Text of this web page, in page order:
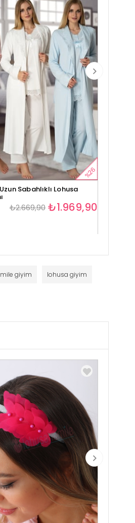
%26
Sabahlıklı Lohusa
₺1.969,90
₺2.669,90
giyim lohusa giyim